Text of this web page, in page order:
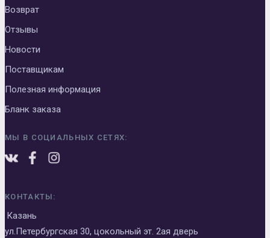
Возврат
Отзывы
Новости
Поставщикам
Полезная информация
Бланк заказа
МЫ В СОЦИАЛЬНЫХ СЕТЯХ:
КОНТАКТЫ:
Казань
ул.Петербургская 30, цокольный эт. 2ая дверь